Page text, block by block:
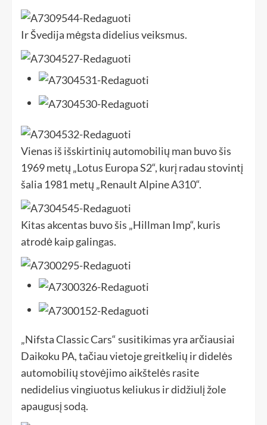
Ir Švedija mėgsta didelius veiksmus.
Vienas iš išskirtinių automobilių man buvo šis
1969 metų „Lotus Europa S2“, kurį radau stovintį
šalia 1981 metų „Renault Alpine A310“.
Kitas akcentas buvo šis „Hillman Imp“, kuris
atrodė kaip galingas.
„Nifsta Classic Cars“ susitikimas yra arčiausiai
Daikoku PA, tačiau vietoje greitkelių ir didelės
automobilių stovėjimo aikštelės rasite
nedidelius vingiuotus keliukus ir didžiulį žole
apaugusį sodą.